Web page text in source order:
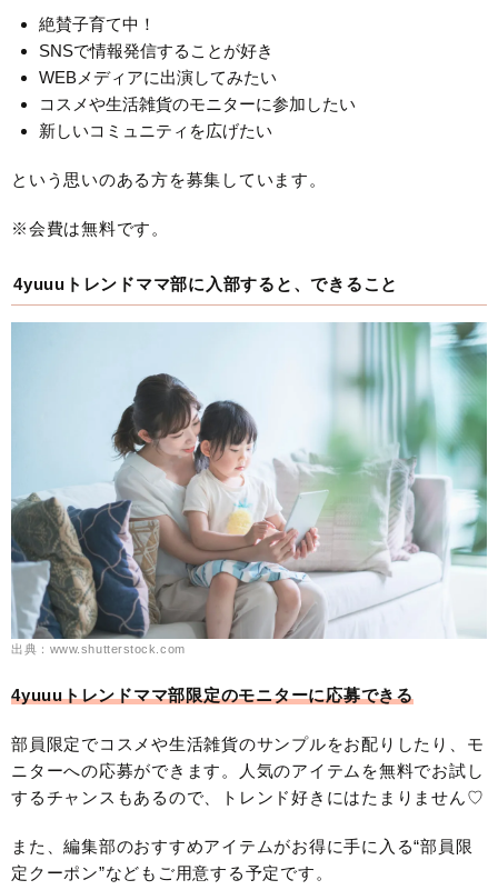
絶賛子育て中！
SNSで情報発信することが好き
WEBメディアに出演してみたい
コスメや生活雑貨のモニターに参加したい
新しいコミュニティを広げたい
という思いのある方を募集しています。
※会費は無料です。
4yuuuトレンドママ部に入部すると、できること
出典：www.shutterstock.com
4yuuuトレンドママ部限定のモニターに応募できる
部員限定でコスメや生活雑貨のサンプルをお配りしたり、モ
ニターへの応募ができます。人気のアイテムを無料でお試し
するチャンスもあるので、トレンド好きにはたまりません♡
また、編集部のおすすめアイテムがお得に手に入る“部員限
定クーポン”などもご用意する予定です。